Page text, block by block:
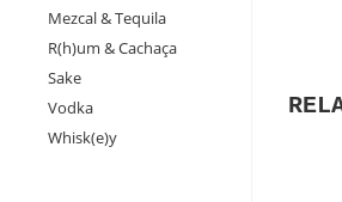
Mezcal & Tequila
R(h)um & Cachaça
Sake
Vodka
Whisk(e)y